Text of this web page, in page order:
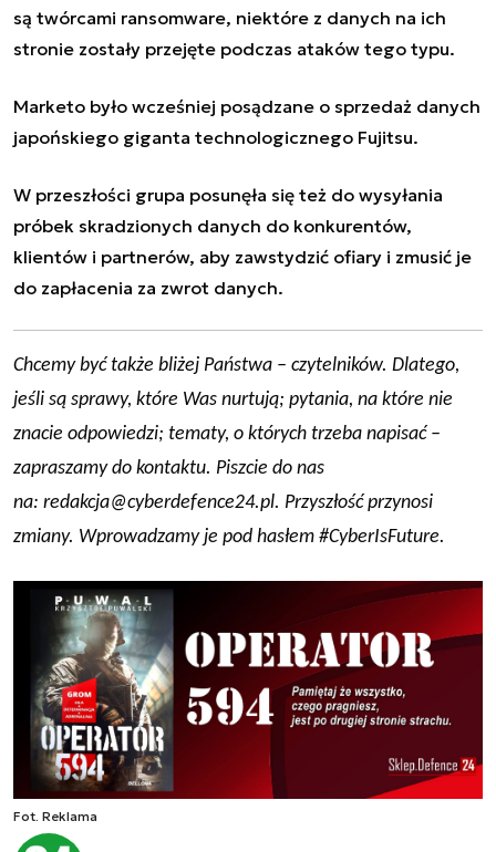
są twórcami ransomware, niektóre z danych na ich
stronie zostały przejęte podczas ataków tego typu.
Marketo było wcześniej posądzane o sprzedaż danych
japońskiego giganta technologicznego Fujitsu.
W przeszłości grupa posunęła się też do wysyłania
próbek skradzionych danych do konkurentów,
klientów i partnerów, aby zawstydzić ofiary i zmusić je
do zapłacenia za zwrot danych.
Chcemy być także bliżej Państwa – czytelników. Dlatego,
jeśli są sprawy, które Was nurtują; pytania, na które nie
znacie odpowiedzi; tematy, o których trzeba napisać –
zapraszamy do kontaktu. Piszcie do nas
na: redakcja@cyberdefence24.pl. Przyszłość przynosi
zmiany. Wprowadzamy je pod hasłem #CyberIsFuture.
Fot. Reklama